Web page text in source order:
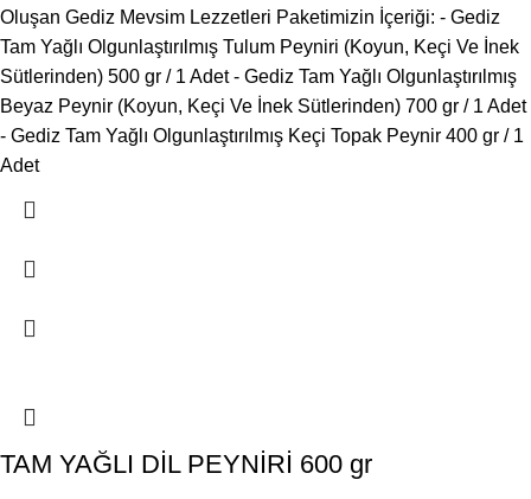
Oluşan Gediz Mevsim Lezzetleri Paketimizin İçeriği: - Gediz
Tam Yağlı Olgunlaştırılmış Tulum Peyniri (Koyun, Keçi Ve İnek
Sütlerinden) 500 gr / 1 Adet - Gediz Tam Yağlı Olgunlaştırılmış
Beyaz Peynir (Koyun, Keçi Ve İnek Sütlerinden) 700 gr / 1 Adet
- Gediz Tam Yağlı Olgunlaştırılmış Keçi Topak Peynir 400 gr / 1
Adet
TAM YAĞLI DİL PEYNİRİ 600 gr